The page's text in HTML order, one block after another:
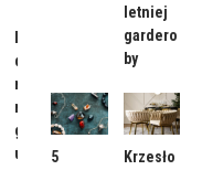
dokład
nie kcal
ma
grejpfr
ut?
letniej
gardero
by
5
Krzesło